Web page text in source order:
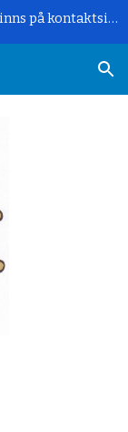
Är du intresserad av vår Orden? Formulär finns på kontaktsidan.